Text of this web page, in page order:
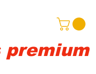
premium